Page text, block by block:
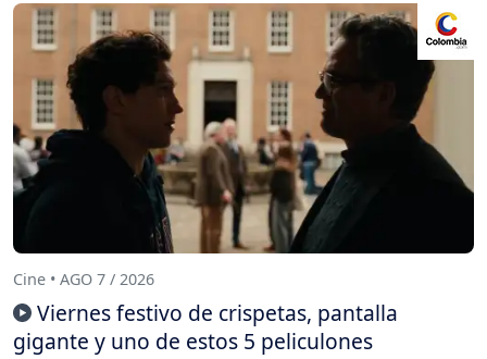
Cine • AGO 7 / 2026
Viernes festivo de crispetas, pantalla
gigante y uno de estos 5 peliculones